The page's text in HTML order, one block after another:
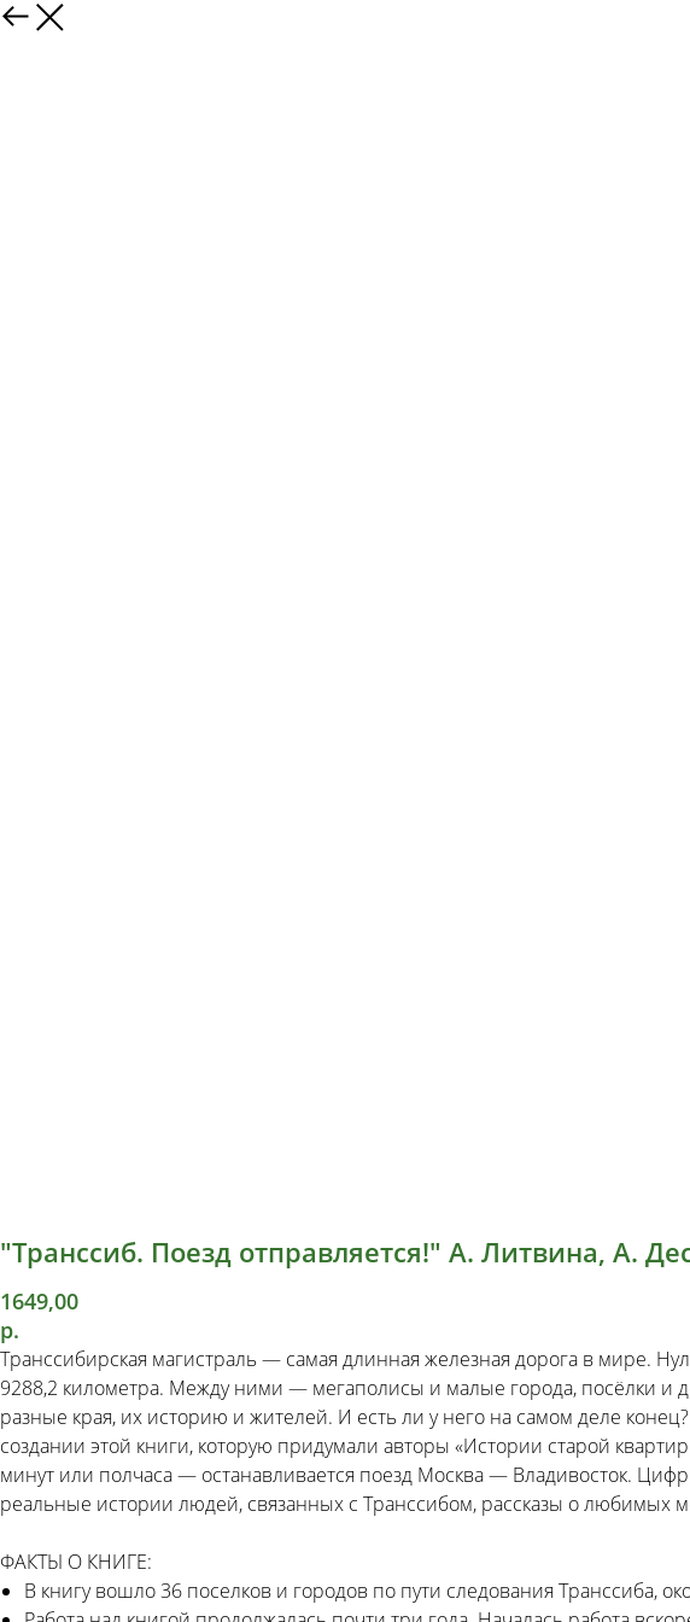
"Транссиб. Поезд отправляется!" А. Литвина, А.
1649,00
р.
Транссибирская магистраль — самая длинная железная дорога в мире.
9288,2 километра. Между ними — мегаполисы и малые города, посёлки и
разные края, их историю и жителей. И есть ли у него на самом деле
создании этой книги, которую придумали авторы «Истории старой
минут или полчаса — останавливается поезд Москва — Владивосток.
реальные истории людей, связанных с Транссибом, рассказы о любимых
ФАКТЫ О КНИГЕ:
В книгу вошло 36 поселков и городов по пути следования Транссиба,